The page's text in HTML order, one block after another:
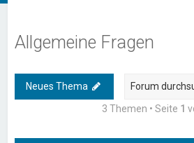
Allgemeine Fragen
Neues Thema
3 Themen • Seite 1